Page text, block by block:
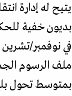
يتيح له إدارة
ملف الرسوم